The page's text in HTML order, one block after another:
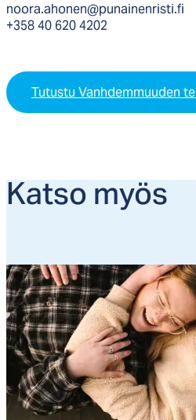
noora.ahonen@punainenristi.fi
+358 40 620 4202
Tutustu Vanhdemmuuden
Kat­so myös